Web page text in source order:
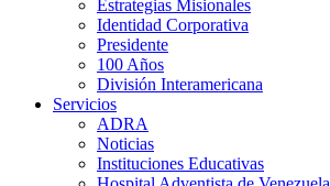
Estrategias Misionales
Identidad Corporativa
Presidente
100 Años
División Interamericana
Servicios
ADRA
Noticias
Instituciones Educativas